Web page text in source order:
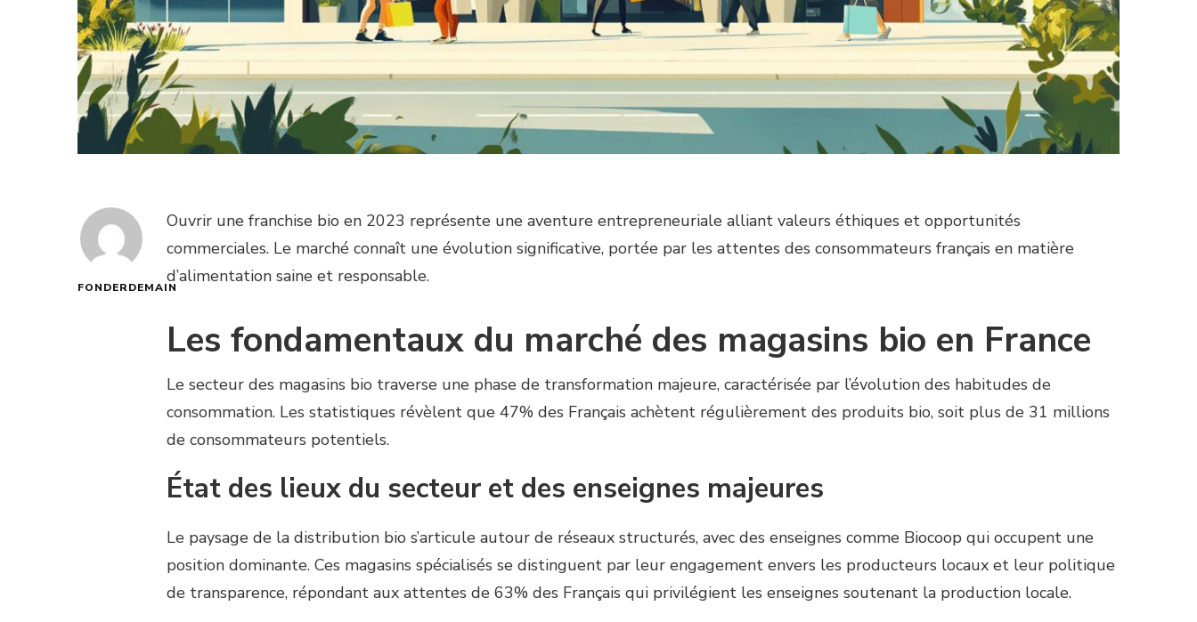
FONDERDEMAIN
Ouvrir une franchise bio en 2023 représente une aventure entrepreneuriale alliant valeurs éthiques et opportunités
commerciales. Le marché connaît une évolution significative, portée par les attentes des consommateurs français en matière
d’alimentation saine et responsable.
Les fondamentaux du marché des magasins bio en France
Le secteur des magasins bio traverse une phase de transformation majeure, caractérisée par l’évolution des habitudes de
consommation. Les statistiques révèlent que 47% des Français achètent régulièrement des produits bio, soit plus de 31 millions
de consommateurs potentiels.
État des lieux du secteur et des enseignes majeures
Le paysage de la distribution bio s’articule autour de réseaux structurés, avec des enseignes comme Biocoop qui occupent une
position dominante. Ces magasins spécialisés se distinguent par leur engagement envers les producteurs locaux et leur politique
de transparence, répondant aux attentes de 63% des Français qui privilégient les enseignes soutenant la production locale.